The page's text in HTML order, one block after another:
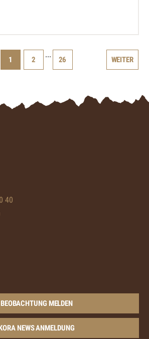
1 2
...
26 WEITER
40
BEOBACHTUNG MELDEN
NEWS ANMELDUNG